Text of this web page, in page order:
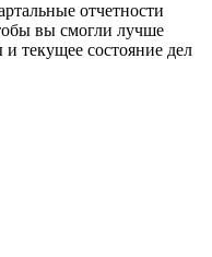
отчетности
вы смогли лучше
текущее состояние дел